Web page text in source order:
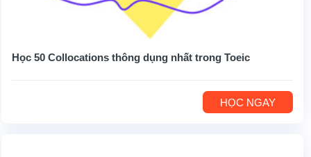
Học 50 Collocations thông dụng nhất trong Toeic
HỌC NGAY